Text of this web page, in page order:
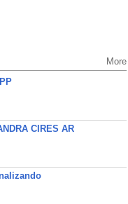
More
CIRES AR